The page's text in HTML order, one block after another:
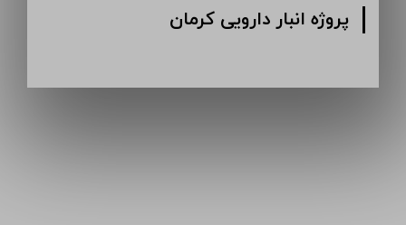
پروژه انبار دارویی کرمان